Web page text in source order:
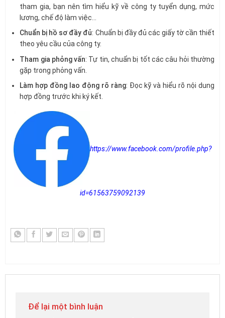
tham gia, bạn nên tìm hiểu kỹ về công ty tuyển dụng, mức
lương, chế độ làm việc…
Chuẩn bị hồ sơ đầy đủ: Chuẩn bị đầy đủ các giấy tờ cần thiết
theo yêu cầu của công ty.
Tham gia phỏng vấn: Tự tin, chuẩn bị tốt các câu hỏi thường
gặp trong phỏng vấn.
Làm hợp đồng lao động rõ ràng: Đọc kỹ và hiểu rõ nội dung
hợp đồng trước khi ký kết.
https://www.facebook.com/profile.php?
id=61563759092139
Để lại một bình luận